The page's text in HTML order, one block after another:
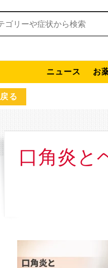
ニュース お
戻る
口角炎と